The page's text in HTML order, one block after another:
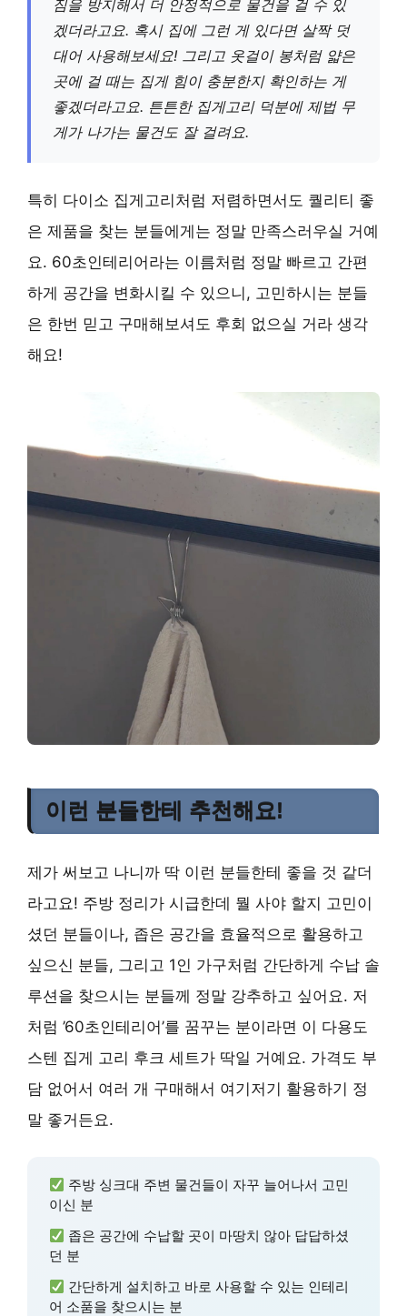
짐을 방지해서 더 안정적으로 물건을 걸 수 있
겠더라고요. 혹시 집에 그런 게 있다면 살짝 덧
대어 사용해보세요! 그리고 옷걸이 봉처럼 얇은
곳에 걸 때는 집게 힘이 충분한지 확인하는 게
좋겠더라고요. 튼튼한 집게고리 덕분에 제법 무
게가 나가는 물건도 잘 걸려요.
특히 다이소 집게고리처럼 저렴하면서도 퀄리티 좋
은 제품을 찾는 분들에게는 정말 만족스러우실 거예
요. 60초인테리어라는 이름처럼 정말 빠르고 간편
하게 공간을 변화시킬 수 있으니, 고민하시는 분들
은 한번 믿고 구매해보셔도 후회 없으실 거라 생각
해요!
이런 분들한테 추천해요!
제가 써보고 나니까 딱 이런 분들한테 좋을 것 같더
라고요! 주방 정리가 시급한데 뭘 사야 할지 고민이
셨던 분들이나, 좁은 공간을 효율적으로 활용하고
싶으신 분들, 그리고 1인 가구처럼 간단하게 수납 솔
루션을 찾으시는 분들께 정말 강추하고 싶어요. 저
처럼 ’60초인테리어’를 꿈꾸는 분이라면 이 다용도
스텐 집게 고리 후크 세트가 딱일 거예요. 가격도 부
담 없어서 여러 개 구매해서 여기저기 활용하기 정
말 좋거든요.
주방 싱크대 주변 물건들이 자꾸 늘어나서 고민
이신 분
좁은 공간에 수납할 곳이 마땅치 않아 답답하셨
던 분
간단하게 설치하고 바로 사용할 수 있는 인테리
어 소품을 찾으시는 분